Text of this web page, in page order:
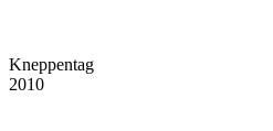
Kneppentag
2010